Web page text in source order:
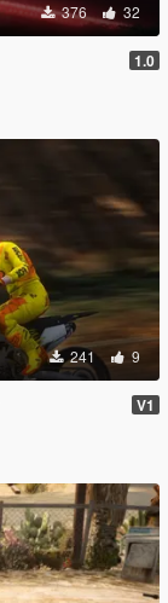
376 32
1.0
241 9
V1